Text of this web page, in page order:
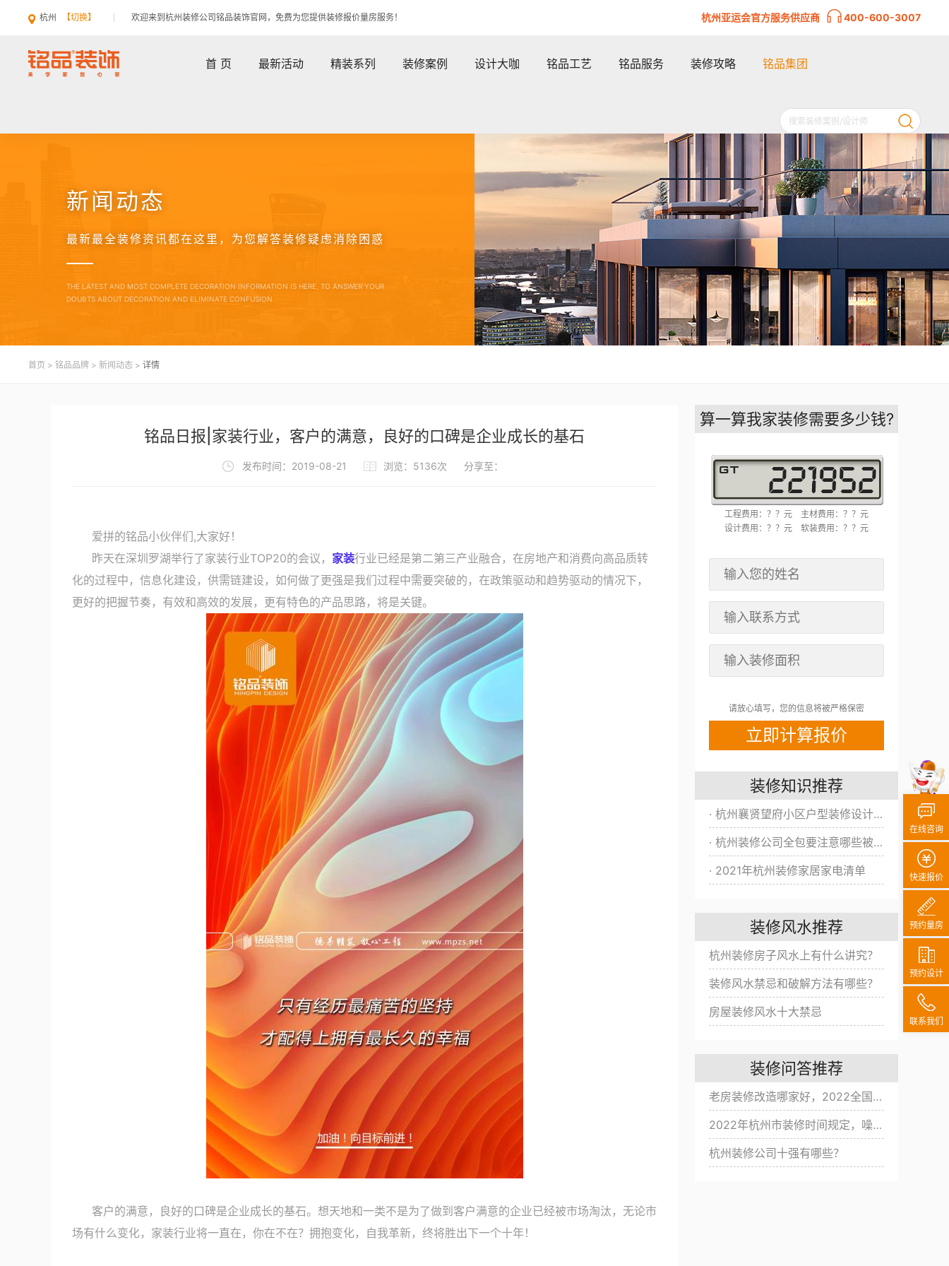
杭州 【切换】 欢迎来到杭州装修公司铭品装饰官网，免费为您提供装修报价量房服务！ 杭州亚运会官方服务供应商 400-600-3007
首 页 最新活动 精装系列 装修案例 设计大咖 铭品工艺 铭品服务 装修攻略 铭品集团
新闻动态
最新最全装修资讯都在这里，为您解答装修疑虑消除困惑
THE LATEST AND MOST COMPLETE DECORATION INFORMATION IS HERE, TO ANSWER YOUR
DOUBTS ABOUT DECORATION AND ELIMINATE CONFUSION.
首页 > 铭品品牌 > 新闻动态 > 详情
铭品日报|家装行业，客户的满意，良好的口碑是企业成长的基石
发布时间：2019-08-21 浏览：5136次 分享至：
爱拼的铭品小伙伴们,大家好！
昨天在深圳罗湖举行了家装行业TOP20的会议， 家装行业已经是第二第三产业融合，在房地产和消费向高品质转
化的过程中，信息化建设，供需链建设，如何做了更强是我们过程中需要突破的，在政策驱动和趋势驱动的情况下，
更好的把握节奏，有效和高效的发展，更有特色的产品思路，将是关键。
客户的满意，良好的口碑是企业成长的基石。想天地和一类不是为了做到客户满意的企业已经被市场淘汰，无论市
场有什么变化，家装行业将一直在，你在不在？拥抱变化，自我革新，终将胜出下一个十年！
算一算我家装修需要多少钱?
工程费用：？？元
主材费用：？？元
设计费用：？？元
软装费用：？？元
请放心填写，您的信息将被严格保密
装修知识推荐
· 杭州襄贤望府小区户型装修设计方案/效果图全新出炉！
· 杭州装修公司全包要注意哪些被坑？
· 2021年杭州装修家居家电清单
装修风水推荐
杭州装修房子风水上有什么讲究？
装修风水禁忌和破解方法有哪些？
房屋装修风水十大禁忌
装修问答推荐
老房装修改造哪家好，2022全国旧房翻新公司十大排名
2022年杭州市装修时间规定，噪音扰民改怎么办？
杭州装修公司十强有哪些？
在线咨询
快速报价
预约量房
预约设计
联系我们